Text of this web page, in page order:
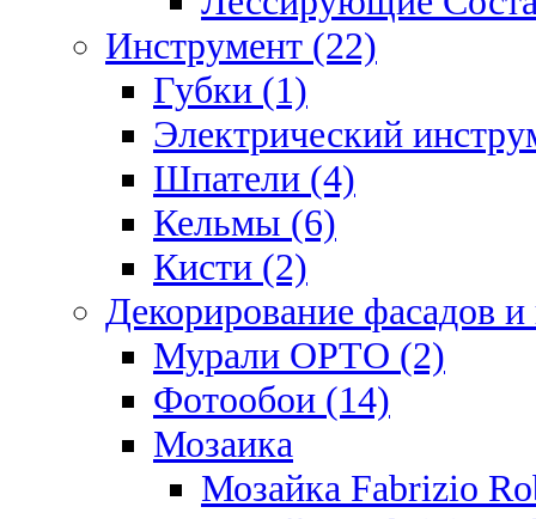
Инструмент (22)
Губки (1)
Электрический
Шпатели (4)
Кельмы (6)
Кисти (2)
Декорирование фасадов и
Мурали ОРТО (2)
Фотообои (14)
Мозаика
Мозайка Fabrizio